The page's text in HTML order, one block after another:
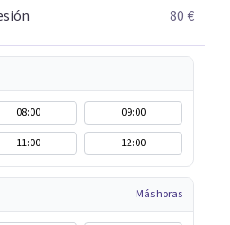
80 €
08:00
09:00
11:00 12:00
Más horas